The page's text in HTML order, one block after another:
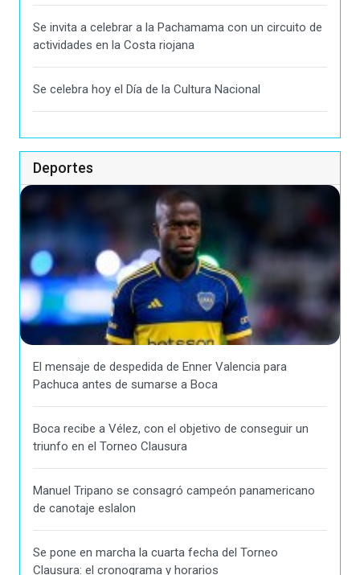
Se invita a celebrar a la Pachamama con un circuito de
actividades en la Costa riojana
Se celebra hoy el Día de la Cultura Nacional
Deportes
El mensaje de despedida de Enner Valencia para
Pachuca antes de sumarse a Boca
Boca recibe a Vélez, con el objetivo de conseguir un
triunfo en el Torneo Clausura
Manuel Tripano se consagró campeón panamericano
de canotaje eslalon
Se pone en marcha la cuarta fecha del Torneo
Clausura: el cronograma y horarios